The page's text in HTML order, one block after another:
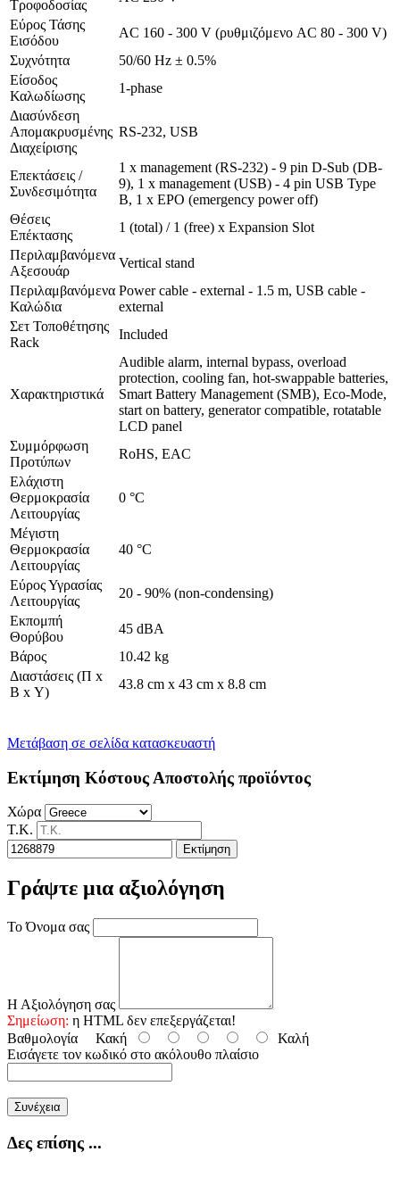
Τροφοδοσίας
Εύρος Τάσης
Εισόδου
AC 160 - 300 V (ρυθμιζόμενο AC 80 - 300 V)
Συχνότητα
50/60 Hz ± 0.5%
Είσοδος
Καλωδίωσης
1-phase
Διασύνδεση
Απομακρυσμένης
Διαχείρισης
RS-232, USB
Επεκτάσεις /
Συνδεσιμότητα
1 x management (RS-232) - 9 pin D-Sub (DB-
9), 1 x management (USB) - 4 pin USB Type
B, 1 x EPO (emergency power off)
Θέσεις
Επέκτασης
1 (total) / 1 (free) x Expansion Slot
Περιλαμβανόμενα
Αξεσουάρ
Vertical stand
Περιλαμβανόμενα
Καλώδια
Power cable - external - 1.5 m, USB cable -
external
Σετ Τοποθέτησης
Rack
Included
Χαρακτηριστικά
Audible alarm, internal bypass, overload
protection, cooling fan, hot-swappable batteries,
Smart Battery Management (SMB), Eco-Mode,
start on battery, generator compatible, rotatable
LCD panel
Συμμόρφωση
Προτύπων
RoHS, EAC
Ελάχιστη
Θερμοκρασία
Λειτουργίας
0 °C
Μέγιστη
Θερμοκρασία
Λειτουργίας
40 °C
Εύρος Υγρασίας
Λειτουργίας
20 - 90% (non-condensing)
Εκπομπή
Θορύβου
45 dBA
Βάρος
10.42 kg
Διαστάσεις (Π x
Β x Υ)
43.8 cm x 43 cm x 8.8 cm
Μετάβαση σε σελίδα κατασκευαστή
Εκτίμηση Κόστους Αποστολής προϊόντος
Χώρα
Τ.Κ.
Εκτίμηση
Γράψτε μια αξιολόγηση
Το Όνομα σας
Η Αξιολόγηση σας
Σημείωση: η HTML δεν επεξεργάζεται!
Βαθμολογία Κακή
Καλή
Εισάγετε τον κωδικό στο ακόλουθο πλαίσιο
Συνέχεια
Δες επίσης ...